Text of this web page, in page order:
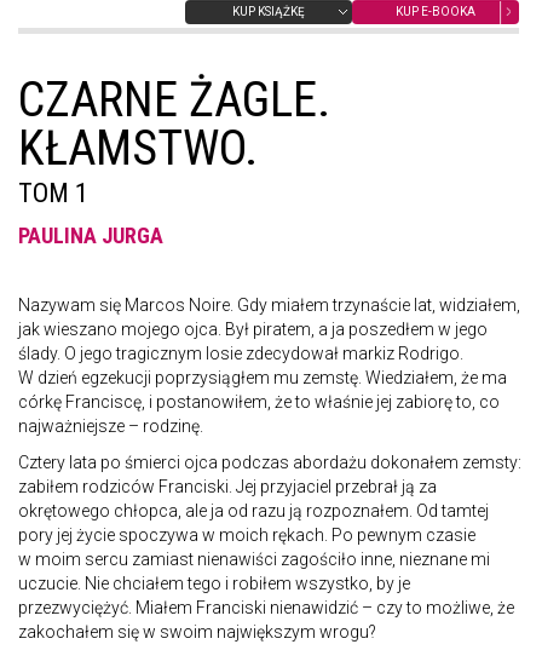
KUP KSIĄŻKĘ KUP E-BOOKA
CZARNE ŻAGLE.
KŁAMSTWO.
TOM 1
PAULINA JURGA
Nazywam się Marcos Noire. Gdy miałem trzynaście lat, widziałem,
jak wieszano mojego ojca. Był piratem, a ja poszedłem w jego
ślady. O jego tragicznym losie zdecydował markiz Rodrigo.
W dzień egzekucji poprzysiągłem mu zemstę. Wiedziałem, że ma
córkę Franciscę, i postanowiłem, że to właśnie jej zabiorę to, co
najważniejsze – rodzinę.
Cztery lata po śmierci ojca podczas abordażu dokonałem zemsty:
zabiłem rodziców Franciski. Jej przyjaciel przebrał ją za
okrętowego chłopca, ale ja od razu ją rozpoznałem. Od tamtej
pory jej życie spoczywa w moich rękach. Po pewnym czasie
w moim sercu zamiast nienawiści zagościło inne, nieznane mi
uczucie. Nie chciałem tego i robiłem wszystko, by je
przezwyciężyć. Miałem Franciski nienawidzić – czy to możliwe, że
zakochałem się w swoim największym wrogu?